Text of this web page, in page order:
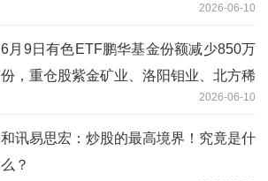
2026-06-10
6月9日有色ETF鹏华基金份额减少850万
份，重仓股紫金矿业、洛阳钼业、北方稀
2026-06-10
和讯易思宏：炒股的最高境界！究竟是什
么？